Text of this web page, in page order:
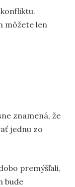
môžete len
znamená, že
jednu zo
premýšľali,
bude